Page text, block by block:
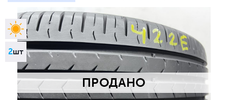
Сезон
Все
Количество
Все
ПОДОБРАТЬ
ПРОДАНО
2шт